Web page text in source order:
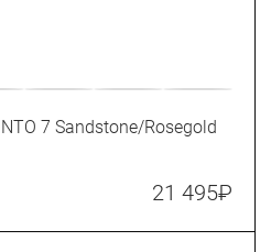
7 Sandstone/Rosegold
21 495₽